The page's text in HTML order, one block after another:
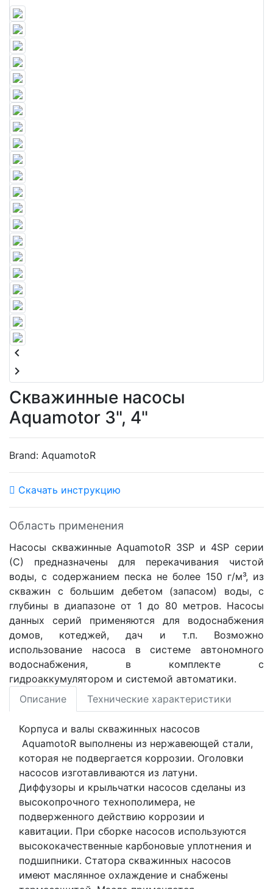
keyboard_arrow_left
keyboard_arrow_right
Скважинные насосы
Aquamotor 3", 4"
Brand: AquamotoR
Скачать инструкцию
Область применения
Насосы скважинные AquamotoR 3SP и 4SP серии
(С) предназначены для перекачивания чистой
воды, с содержанием песка не более 150 г/м³, из
скважин с большим дебетом (запасом) воды, с
глубины в диапазоне от 1 до 80 метров. Насосы
данных серий применяются для водоснабжения
домов, котеджей, дач и т.п. Возможно
использование насоса в системе автономного
водоснабжения, в комплекте с
гидроаккумулятором и системой автоматики.
Описание
Технические характеристики
Корпуса и валы скважинных насосов
AquamotoR выполнены из нержавеющей стали,
которая не подвергается коррозии. Оголовки
насосов изготавливаются из латуни.
Диффузоры и крыльчатки насосов сделаны из
высокопрочного технополимера, не
подверженного действию коррозии и
кавитации. При сборке насосов используются
высококачественные карбоновые уплотнения и
подшипники. Статора скважинных насосов
имеют маслянное охлаждение и снабжены